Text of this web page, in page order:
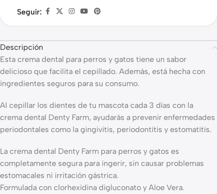
Seguir:
Descripción
Esta crema dental para perros y gatos tiene un sabor
delicioso que facilita el cepillado. Además, está hecha con
ingredientes seguros para su consumo.
Al cepillar los dientes de tu mascota cada 3 días con la
crema dental Denty Farm, ayudarás a prevenir enfermedades
periodontales como la gingivitis, periodontitis y estomatitis.
La crema dental Denty Farm para perros y gatos es
completamente segura para ingerir, sin causar problemas
estomacales ni irritación gástrica.
Formulada con clorhexidina digluconato y Aloe Vera.